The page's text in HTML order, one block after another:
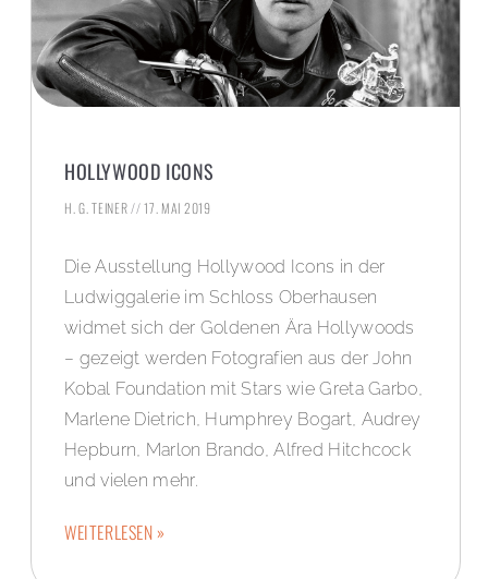
HOLLYWOOD ICONS
H. G. TEINER 17. MAI 2019
Die Ausstellung Hollywood Icons in der
Ludwiggalerie im Schloss Oberhausen
widmet sich der Goldenen Ära Hollywoods
– gezeigt werden Fotografien aus der John
Kobal Foundation mit Stars wie Greta Garbo,
Marlene Dietrich, Humphrey Bogart, Audrey
Hepburn, Marlon Brando, Alfred Hitchcock
und vielen mehr.
WEITERLESEN »